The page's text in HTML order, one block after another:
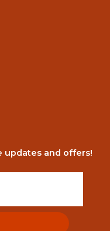
updates and offers!